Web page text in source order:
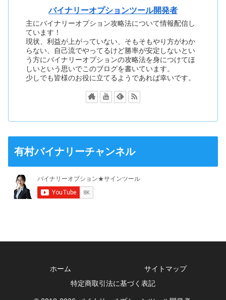
バイナリーオプションツール開発者
主にバイナリーオプション攻略法について情報配信し
ています！
現状、利益が上がっていない、そもそもやり方がわか
らない、自己流でやってるけど勝率が安定しないとい
う方にバイナリーオプションの攻略法を身につけてほ
しいという思いでこのブログを書いています。
少しでも皆様のお役に立てるようであれば幸いです。
有村バイナリーチャンネル
ホーム
サイトマップ
特定商取引法に基づく表記